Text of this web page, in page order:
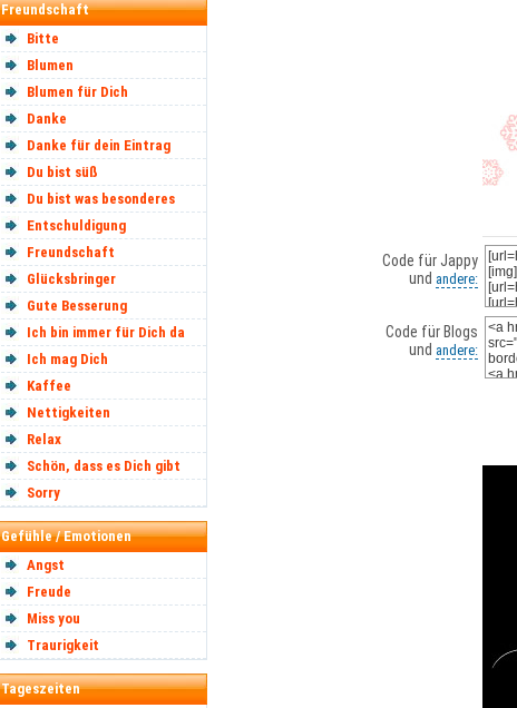
Freundschaft
Bitte
Blumen
Blumen für Dich
Danke
Danke für dein Eintrag
Du bist süß
Du bist was besonderes
Entschuldigung
Freundschaft
Glücksbringer
Gute Besserung
Ich bin immer für Dich da
Ich mag Dich
Kaffee
Nettigkeiten
Relax
Schön, dass es Dich gibt
Sorry
Gefühle / Emotionen
Angst
Freude
Miss you
Traurigkeit
Tageszeiten
Code für Jappy
und andere:
Code für Blogs
und andere: